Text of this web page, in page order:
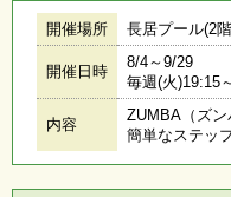
ン
ち
開催場所 長居プール(2
開催日時
8/4～9/29
毎週(火)19:15
内容
ZUMBA（ズ
簡単なステッ